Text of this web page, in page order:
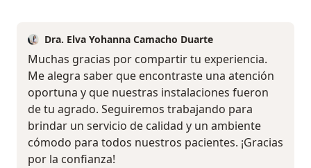
Dra. Elva Yohanna Camacho Duarte
Muchas gracias por compartir tu experiencia.
Me alegra saber que encontraste una atención
oportuna y que nuestras instalaciones fueron
de tu agrado. Seguiremos trabajando para
brindar un servicio de calidad y un ambiente
cómodo para todos nuestros pacientes. ¡Gracias
por la confianza!